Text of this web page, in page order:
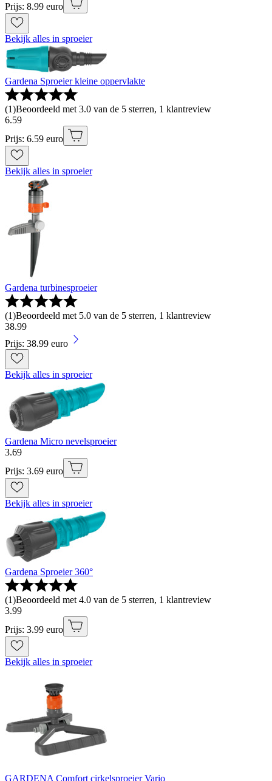
Prijs: 8.99 euro
Bekijk alles in sproeier
Gardena Sproeier kleine oppervlakte
(1)Beoordeeld met 3.0 van de 5 sterren, 1 klantreview
6.59
Prijs: 6.59 euro
Bekijk alles in sproeier
Gardena turbinesproeier
(1)Beoordeeld met 5.0 van de 5 sterren, 1 klantreview
38.99
Prijs: 38.99 euro
Bekijk alles in sproeier
Gardena Micro nevelsproeier
3.69
Prijs: 3.69 euro
Bekijk alles in sproeier
Gardena Sproeier 360°
(1)Beoordeeld met 4.0 van de 5 sterren, 1 klantreview
3.99
Prijs: 3.99 euro
Bekijk alles in sproeier
GARDENA Comfort cirkelsproeier Vario